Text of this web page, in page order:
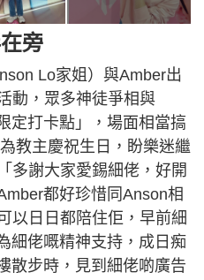
旁
Lo家姐）與Amber出
動，眾多神徒爭相與
定打卡點」，場面相當搞
教主慶祝生日，盼樂迷繼
多謝大家愛錫細佬，好開
都好珍惜同Anson相
以日日都陪住佢，早前細
細佬嘅精神支持，成日痴
散步時，見到細佬啲廣告